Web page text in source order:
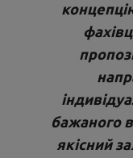
бажаного
якісний